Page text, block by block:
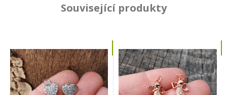
Související produkty